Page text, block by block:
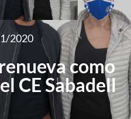
2020
como
CE Sabadell